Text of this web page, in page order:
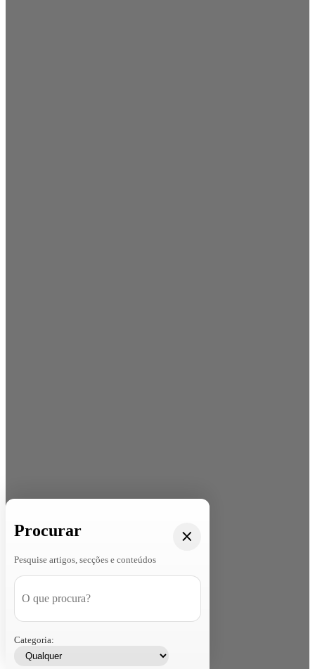
Procurar
Pesquise artigos, secções e conteúdos
Categoria: